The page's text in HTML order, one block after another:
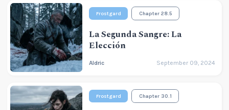
Frostgard Chapter 28.5
La Segunda Sangre: La
Elección
Aldric September 09, 2024
Frostgard Chapter 30.1